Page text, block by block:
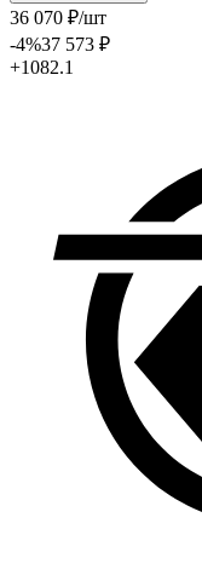
36 070 ₽/шт
-4%37 573 ₽
+1082.1